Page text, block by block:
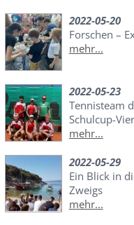
2022-05-20
Forschen –
mehr...
2022-05-23
Tennisteam
Schulcup-
mehr...
2022-05-29
Ein Blick in
Zweigs
mehr...